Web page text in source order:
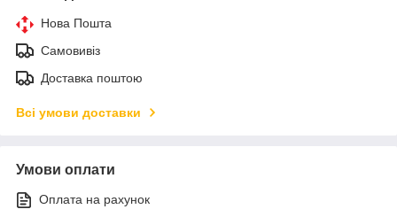
Нова Пошта
Самовивіз
Доставка поштою
Всі умови доставки
Умови оплати
Оплата на рахунок